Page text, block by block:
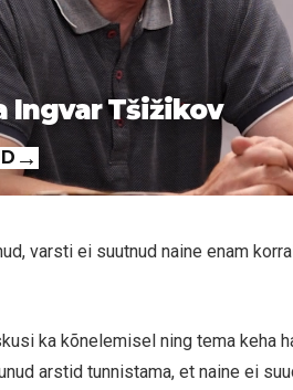
Ingvar Tšižikov
varsti ei suutnud naine enam
ka kõnelemisel ning tema keha
arstid tunnistama, et naine ei